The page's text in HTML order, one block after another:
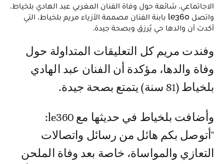
الاجاتماعي، شائعة حول وفاة الفنان المغربي عبد الهادي بلخياط،
واتصل le360 بابنة الفنان مصممة الأزياء مريم بلخياط، التي
أكدت أن والدها حي يُرزق وبصحة جيدة.
وفندت مريم كل التعليقات المتداولة حول
وفاة والدها، مؤكدة أن الفنان عبد الهادي
بلخياط (81 سنة) يتمتع بصحة جيدة.
وأضافت بلخياط في حديثها مع le360:
"أتوصل بكم هائل من رسائل واتصالات
التعازي والمواساة، خاصة بعد وفاة الملحن